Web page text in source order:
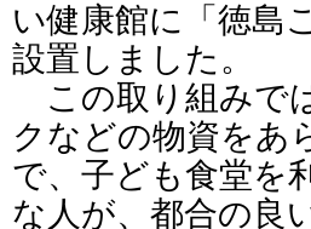
い健康館に「徳島
設置しました。
この取り組みで
クなどの物資をあ
で、子ども食堂を
な人が、都合の良